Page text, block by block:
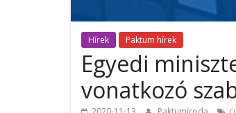
Hírek Paktum hírek
Egyedi
vonatkozó